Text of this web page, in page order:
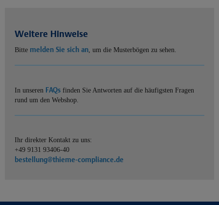
Weitere Hinweise
Bitte melden Sie sich an, um die Musterbögen zu sehen.
In unseren FAQs finden Sie Antworten auf die häufigsten Fragen
rund um den Webshop.
Ihr direkter Kontakt zu uns:
+49 9131 93406-40
bestellung@thieme-compliance.de